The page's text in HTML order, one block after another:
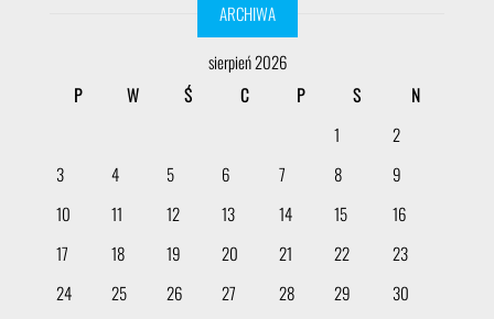
ARCHIWA
sierpień 2026
P
W Ś C P S
N
1
2
3
4 5 6 7 8
9
10
11 12 13 14 15
16
17
18 19 20 21 22
23
24
25 26 27 28 29
30